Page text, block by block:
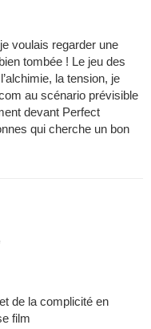
voulais regarder une
tombée ! Le jeu des
la tension, je
au scénario prévisible
devant Perfect
qui cherche un bon
de la complicité en
film